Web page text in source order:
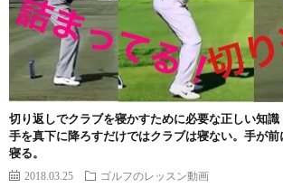
切り返しでクラブを寝かすために必要な正しい知識
手を真下に降ろすだけではクラブは寝ない。手が
寝る。
2018.03.25 ゴルフのレッスン動画